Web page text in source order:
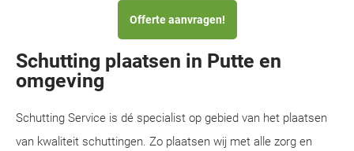
Offerte aanvragen!
Schutting plaatsen in Putte en
omgeving
Schutting Service is dé specialist op gebied van het plaatsen
van kwaliteit schuttingen. Zo plaatsen wij met alle zorg en